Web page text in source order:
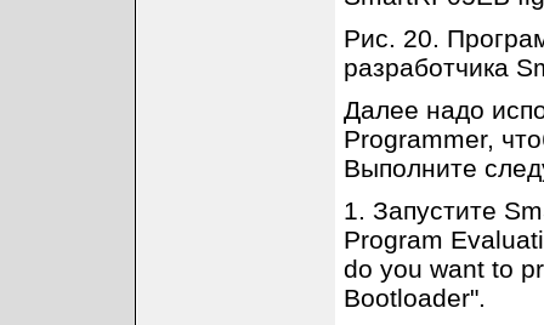
Рис. 20.
разработчика
Далее надо
Programmer,
Выполните
1. Запустите
Program
do you want to
Bootloader".